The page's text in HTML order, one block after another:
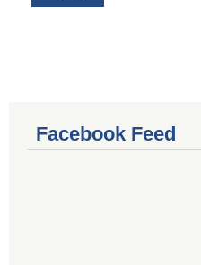
Facebook Feed